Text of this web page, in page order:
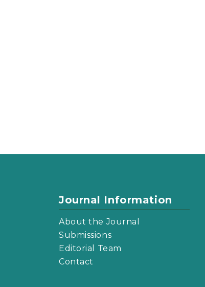
Journal Information
About the Journal
Submissions
Editorial Team
Contact